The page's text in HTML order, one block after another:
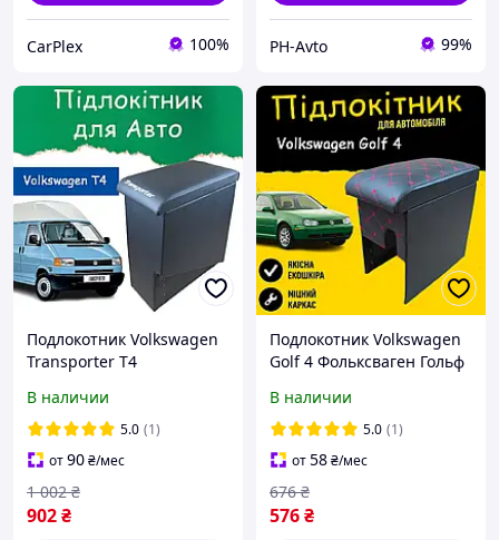
CarPlex 100% PH-Avto 99%
Подлокотник Volkswagen
Transporter T4
Т4 1+1 черный тюнинг
салона аксессуары
В наличии
5.0 (1)
от90₴/мес
902₴
1 002 ₴
Подлокотник Volkswagen
Golf 4 Фольксваген Гольф
бардачок тюнинг салона
обвес Tuning аксессуары
В наличии
5.0 (1)
от58₴/мес
576₴
676 ₴